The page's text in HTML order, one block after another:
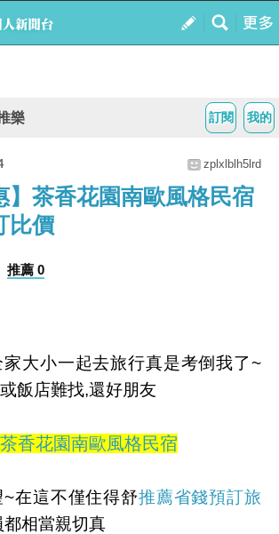
我的
訂閱
樂
zplxlblh5lrd
】茶香花園南歐風格民宿
比價
推薦 0
大小一起去旅行真是考倒我了~
飯店難找,還好朋友
茶香花園南歐風格民宿
在這不僅住得舒推薦省錢預訂旅
都相當親切真